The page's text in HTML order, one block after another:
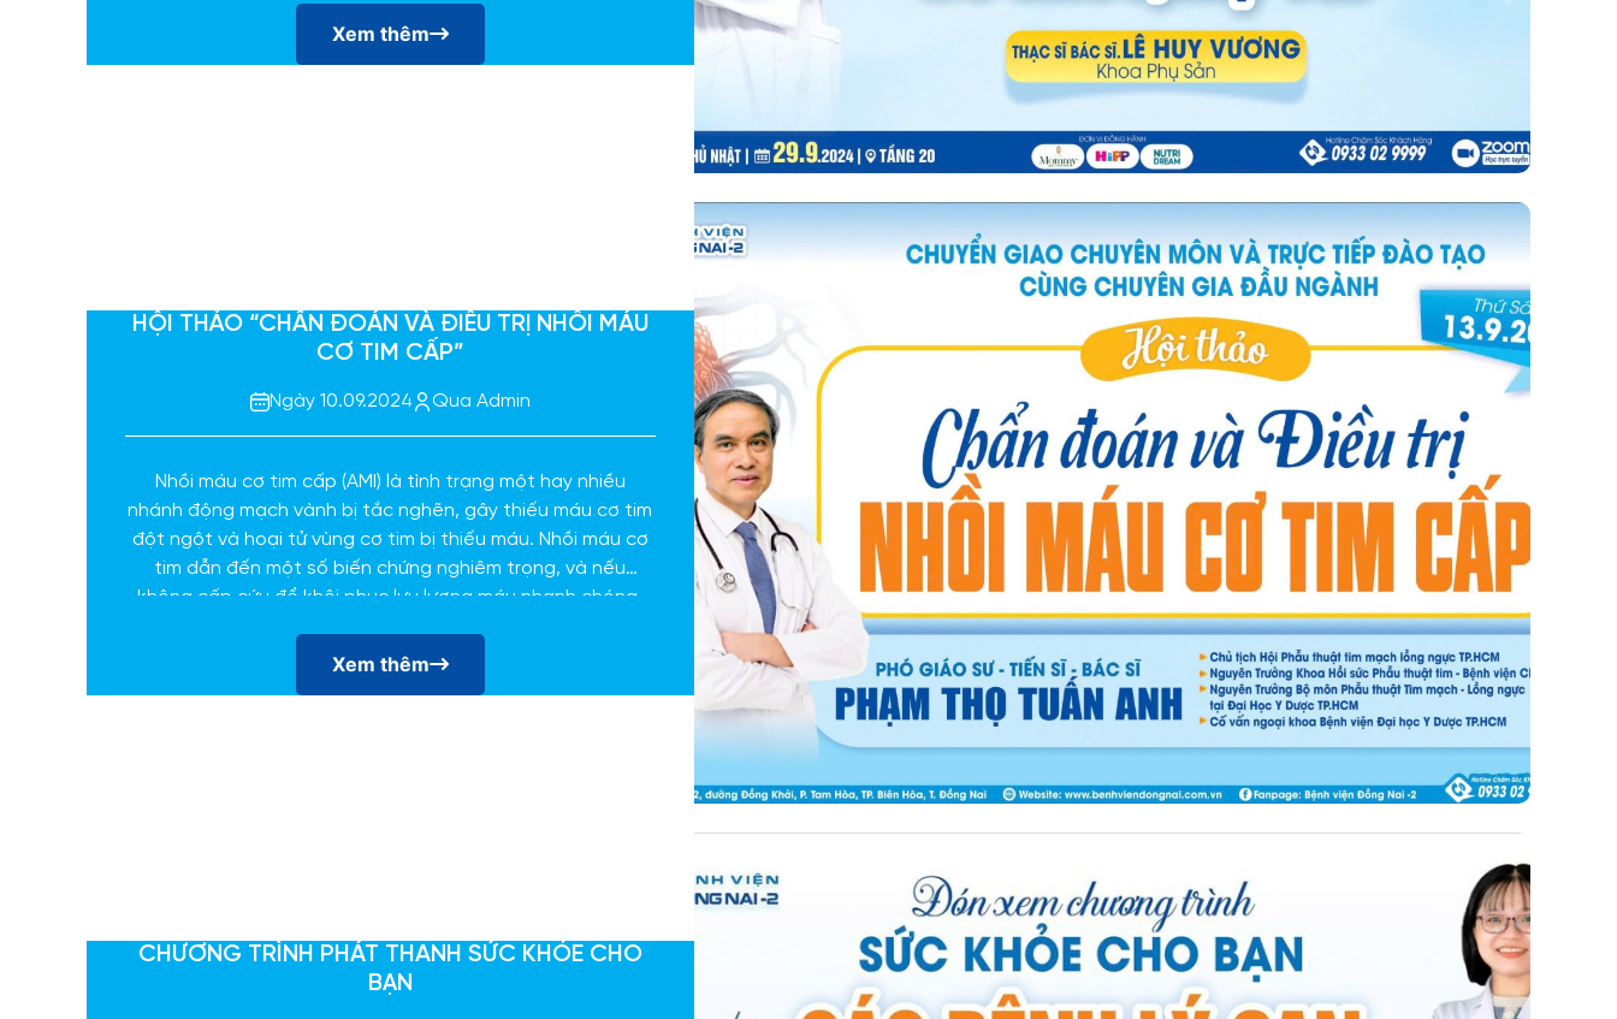
Xem thêm
HỘI THẢO “CHẨN ĐOÁN VÀ ĐIỀU TRỊ NHỒI MÁU
CƠ TIM CẤP”
Ngày 10.09.2024 Qua Admin
Nhồi máu cơ tim cấp (AMI) là tình trạng một hay nhiều
nhánh động mạch vành bị tắc nghẽn, gây thiếu máu cơ tim
đột ngột và hoại tử vùng cơ tim bị thiếu máu. Nhồi máu cơ
tim dẫn đến một số biến chứng nghiêm trọng, và nếu
không cấp cứu để khôi phục lưu lượng máu nhanh chóng,
Xem thêm
CHƯƠNG TRÌNH PHÁT THANH SỨC KHỎE CHO
BẠN